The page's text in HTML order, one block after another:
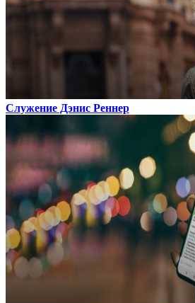
Служение Дэнис Реннер